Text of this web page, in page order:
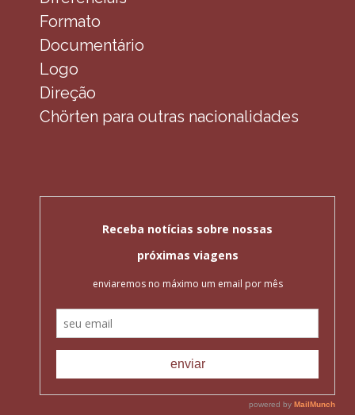
Formato
Documentário
Logo
Direção
Chörten para outras nacionalidades